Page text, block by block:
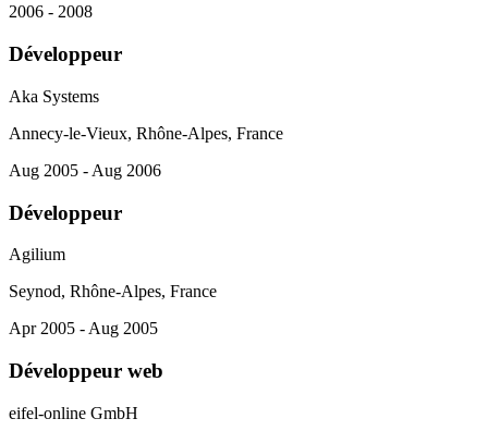
2006 - 2008
Développeur
Aka Systems
Annecy-le-Vieux, Rhône-Alpes, France
Aug 2005 - Aug 2006
Développeur
Agilium
Seynod, Rhône-Alpes, France
Apr 2005 - Aug 2005
Développeur web
eifel-online GmbH